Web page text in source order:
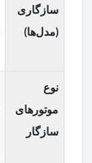
سازگاری
(مدل‌ها)
نوع
موتورهای
سازگار